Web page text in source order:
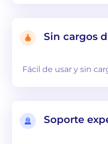
Sin cargos
Fácil de usar y sin
Soporte